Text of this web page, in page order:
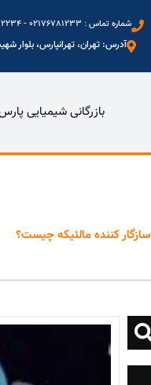
شماره تماس : 02176781233 - 09123972234 - 09333577698 - 09128088402
آدرس: تهران، تهرانپارس، بلوار
بازرگانی شیمیایی
سازگار کننده مالئیکه چیست؟